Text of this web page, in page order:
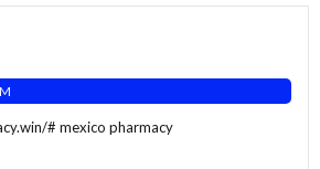
# mexico pharmacy